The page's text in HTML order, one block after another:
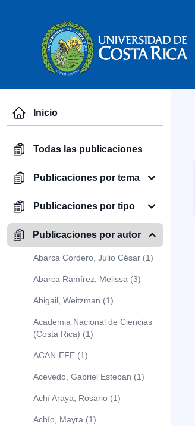
Inicio
Todas las publicaciones
Publicaciones por tema
Publicaciones por tipo
Publicaciones por autor
Abarca Cordero, Julio César (1)
Abarca Ramírez, Melissa (3)
Abigail, Weitzman (1)
Academia Nacional de Ciencias
(Costa Rica) (1)
ACAN-EFE (1)
Acevedo, Gabriel Esteban (1)
Achí Araya, Rosario (1)
Achío, Mayra (1)